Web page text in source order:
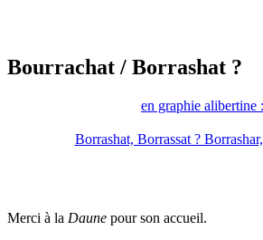
Bourrachat / Borrashat ?
en graphie alibertine :
Borrashat, Borrassat ?
Merci à la Daune pour son accueil.